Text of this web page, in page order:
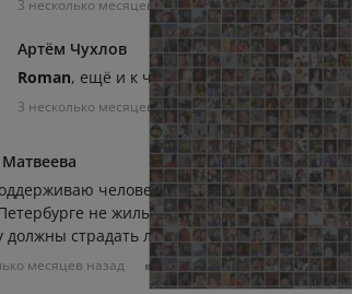
3 несколько месяцев назад 0 0
Артём Чухлов
Roman, ещё и к чаю всегда есть что нибудь
3 несколько месяцев назад 0 0
человека.
не жилые кварталы, делайте там
должны страдать люди по ночам из-за тех,
месяцев назад Отвечать